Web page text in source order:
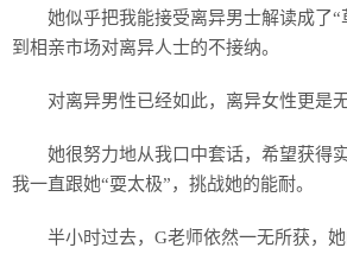
她似乎把我能接受离异男士解读成了“
到相亲市场对离异人士的不接纳。
对离异男性已经如此，离异女性更是
她很努力地从我口中套话，希望获得
我一直跟她“耍太极”，挑战她的能耐。
半小时过去，G老师依然一无所获，